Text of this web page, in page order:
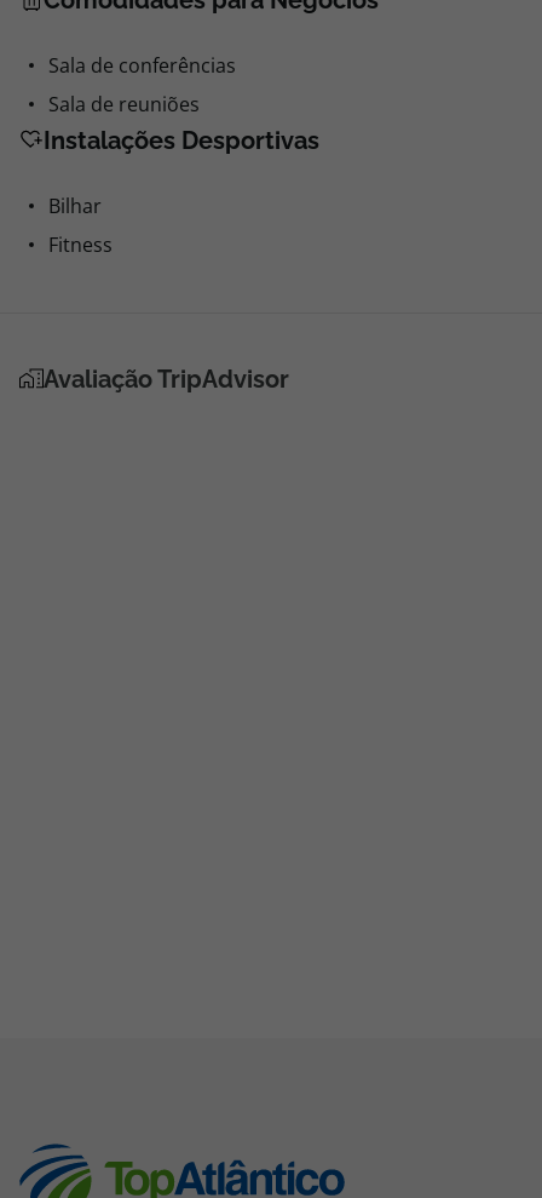
Praia - 45000mts
Comodidades para Negócios
Sala de conferências
Sala de reuniões
Instalações Desportivas
Bilhar